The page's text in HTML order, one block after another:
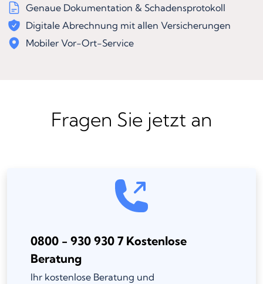
Genaue Dokumentation & Schadensprotokoll
Digitale Abrechnung mit allen Versicherungen
Mobiler Vor-Ort-Service
Fragen Sie jetzt an
0800 - 930 930 7 Kostenlose
Beratung
Ihr kostenlose Beratung und